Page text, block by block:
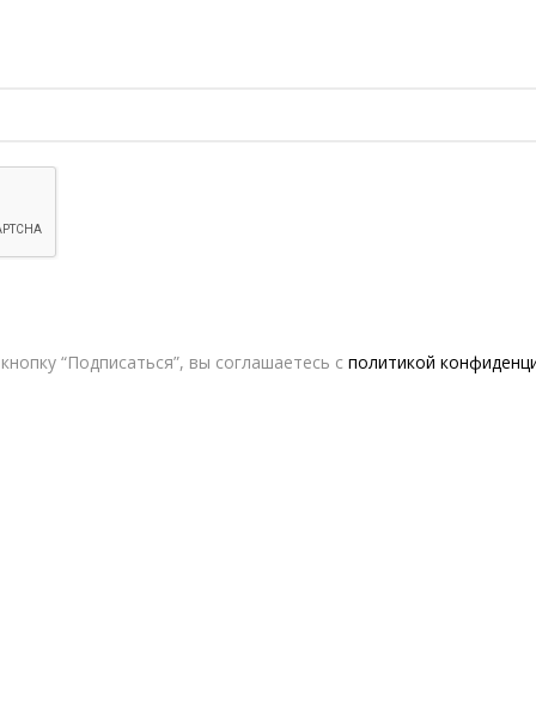
“Подписаться”, вы соглашаетесь с политикой